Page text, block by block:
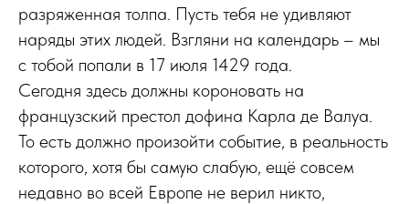
разряженная толпа. Пусть тебя не удивляют
наряды этих людей. Взгляни на календарь – мы
с тобой попали в 17 июля 1429 года.
Сегодня здесь должны короновать на
французский престол дофина Карла де Валуа.
То есть должно произойти событие, в реальность
которого, хотя бы самую слабую, ещё совсем
недавно во всей Европе не верил никто,